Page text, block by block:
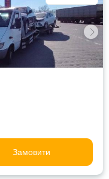
Замовити